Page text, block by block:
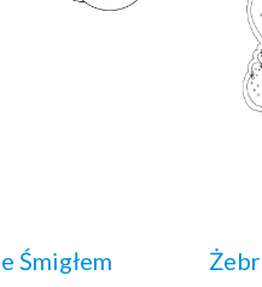
Śmigłem